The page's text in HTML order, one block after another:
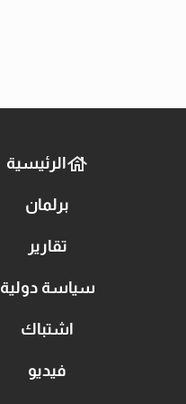
الرئيسية
برلمان
تقارير
سياسة دولية
اشتباك
فيديو